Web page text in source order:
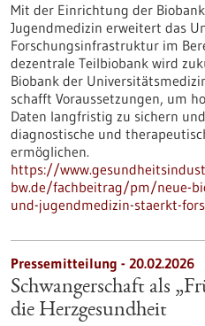
Mit der Einrichtung der
Jugendmedizin erweitert das
Forschungsinfrastruktur im
dezentrale Teilbiobank wird
Biobank der
schafft Voraussetzungen, um
Daten langfristig zu sichern
diagnostische und
ermöglichen.
https://
bw.de/fachbeitrag/pm/neue-
und-jugendmedizin-staerkt-
Pressemitteilung - 20.02.2026
Schwangerschaft als
die Herzgesundheit